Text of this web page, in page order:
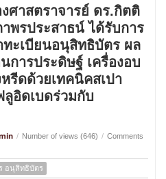
งศาสตราจารย์ ดร.กิตติ
าพรประสาธน์ ได้รับการ
ทะเบียนอนุสิทธิบัตร ผล
การประดิษฐ์ เครื่องอบ
หรีดด้วยเทคนิคสเปา
ลูอิดเบดร่วมกับ
/ Number of views (646) / Comments
อนุสิทธิบัตร